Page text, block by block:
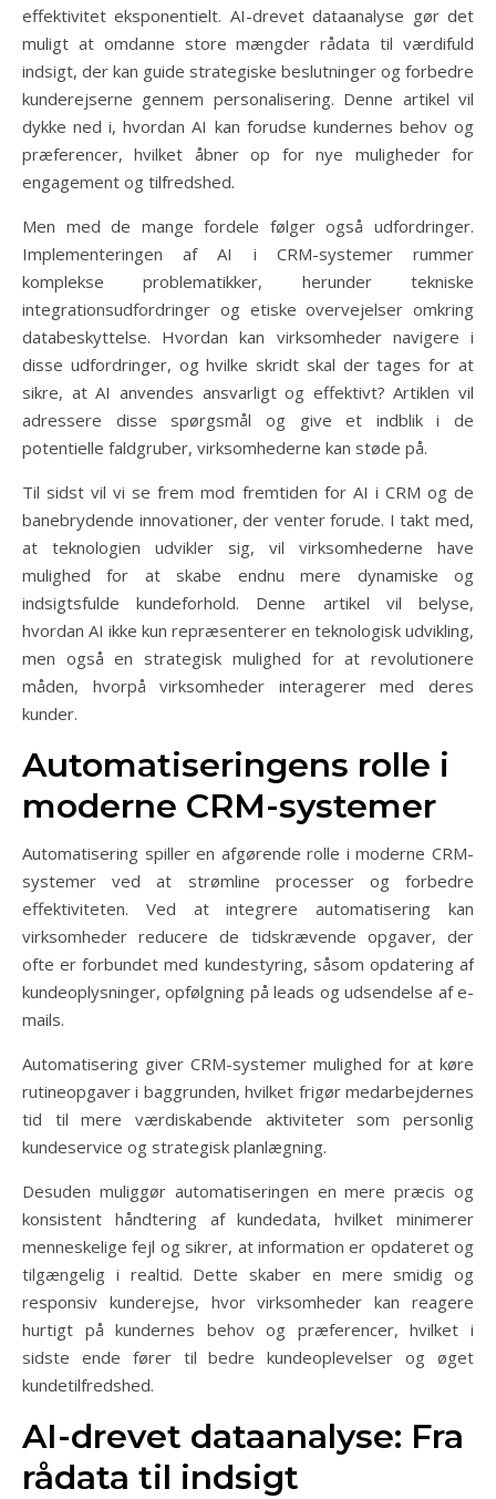
effektivitet eksponentielt. AI-drevet dataanalyse gør det
muligt at omdanne store mængder rådata til værdifuld
indsigt, der kan guide strategiske beslutninger og forbedre
kunderejserne gennem personalisering. Denne artikel vil
dykke ned i, hvordan AI kan forudse kundernes behov og
præferencer, hvilket åbner op for nye muligheder for
engagement og tilfredshed.
Men med de mange fordele følger også udfordringer.
Implementeringen af AI i CRM-systemer rummer
komplekse problematikker, herunder tekniske
integrationsudfordringer og etiske overvejelser omkring
databeskyttelse. Hvordan kan virksomheder navigere i
disse udfordringer, og hvilke skridt skal der tages for at
sikre, at AI anvendes ansvarligt og effektivt? Artiklen vil
adressere disse spørgsmål og give et indblik i de
potentielle faldgruber, virksomhederne kan støde på.
Til sidst vil vi se frem mod fremtiden for AI i CRM og de
banebrydende innovationer, der venter forude. I takt med,
at teknologien udvikler sig, vil virksomhederne have
mulighed for at skabe endnu mere dynamiske og
indsigtsfulde kundeforhold. Denne artikel vil belyse,
hvordan AI ikke kun repræsenterer en teknologisk udvikling,
men også en strategisk mulighed for at revolutionere
måden, hvorpå virksomheder interagerer med deres
kunder.
Automatiseringens rolle i
moderne CRM-systemer
Automatisering spiller en afgørende rolle i moderne CRM-
systemer ved at strømline processer og forbedre
effektiviteten. Ved at integrere automatisering kan
virksomheder reducere de tidskrævende opgaver, der
ofte er forbundet med kundestyring, såsom opdatering af
kundeoplysninger, opfølgning på leads og udsendelse af e-
mails.
Automatisering giver CRM-systemer mulighed for at køre
rutineopgaver i baggrunden, hvilket frigør medarbejdernes
tid til mere værdiskabende aktiviteter som personlig
kundeservice og strategisk planlægning.
Desuden muliggør automatiseringen en mere præcis og
konsistent håndtering af kundedata, hvilket minimerer
menneskelige fejl og sikrer, at information er opdateret og
tilgængelig i realtid. Dette skaber en mere smidig og
responsiv kunderejse, hvor virksomheder kan reagere
hurtigt på kundernes behov og præferencer, hvilket i
sidste ende fører til bedre kundeoplevelser og øget
kundetilfredshed.
AI-drevet dataanalyse: Fra
rådata til indsigt